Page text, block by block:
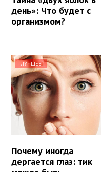
день»: Что будет с
организмом?
ЛУЧШЕЕ
Почему иногда
дергается глаз: тик